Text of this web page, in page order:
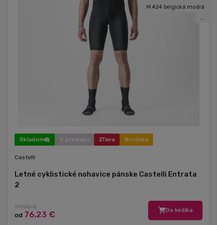
M 424 belgická modrá
...
Skladom V predajni Zľava Novinka
Castelli
Letné cyklistické nohavice pánske Castelli Entrata
2
99,00 €
od 76,23 € Do košíka